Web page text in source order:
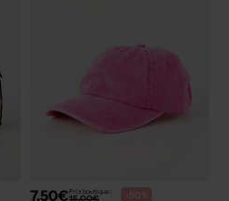
7,50€Prix boutique :
15,00€ -50%